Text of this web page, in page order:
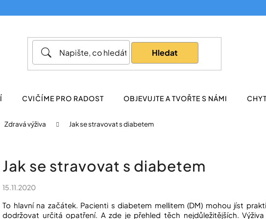
Hledat
CVIČÍME PRO RADOST OBJEVUJTE A TVOŘTE S NÁMI
Zdravá výživa Jak se stravovat s diabetem
Jak se stravovat s diabetem
15.11.2020
To hlavní na začátek. Pacienti s diabetem mellitem (DM) mohou jíst
dodržovat určitá opatření. A zde je přehled těch nejdůležitějších.
Co potřebujete najít?